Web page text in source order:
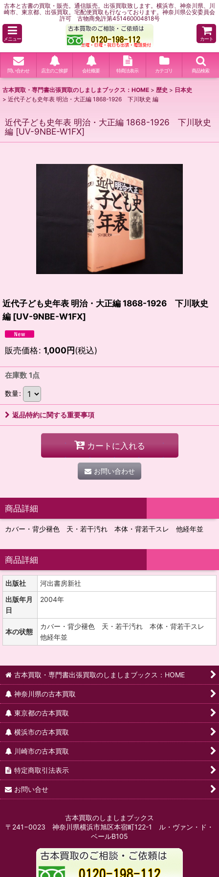
古本と古書の買取・販売。通信販売。出張買取致します。横浜市、神奈川県、川
崎市、東京都、出張買取。宅配便買取も行なっております。神奈川県公安委員会
許可 古物商免許第451460004818号
メニュー カート
問い合わせ 店主のご挨拶 会社概要 特商法表示 カテゴリ 商品検索
古本買取・専門書出張買取のしましまブックス：HOME > 歴史 > 日本史
> 近代子ども史年表 明治・大正編 1868-1926 下川耿史 編
近代子ども史年表 明治・大正編 1868-1926 下川耿史
編 [UV-9NBE-W1FX]
近代子ども史年表 明治・大正編 1868-1926 下川耿史
編 [UV-9NBE-W1FX]
販売価格: 1,000円(税込)
在庫数 1点
数量:
返品特約に関する重要事項
カートに入れる
お問い合わせ
商品詳細
カバー・背少褪色 天・若干汚れ 本体・背若干スレ 他経年並
商品詳細
出版社
河出書房新社
出版年月
日
2004年
本の状態
カバー・背少褪色 天・若干汚れ 本体・背若干スレ
他経年並
古本買取・専門書出張買取のしましまブックス：HOME
神奈川県の古本買取
東京都の古本買取
横浜市の古本買取
川崎市の古本買取
特定商取引法表示
お問い合せ
古本買取のしましまブックス
〒241−0023 神奈川県横浜市旭区本宿町122-1 ル・ヴァン・ド・
ベールB105